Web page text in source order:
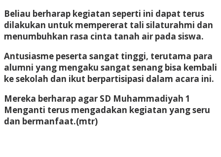
Beliau berharap kegiatan seperti ini dapat terus
dilakukan untuk mempererat tali silaturahmi dan
menumbuhkan rasa cinta tanah air pada siswa.
Antusiasme peserta sangat tinggi, terutama para
alumni yang mengaku sangat senang bisa kembali
ke sekolah dan ikut berpartisipasi dalam acara ini.
Mereka berharap agar SD Muhammadiyah 1
Menganti terus mengadakan kegiatan yang seru
dan bermanfaat.(mtr)